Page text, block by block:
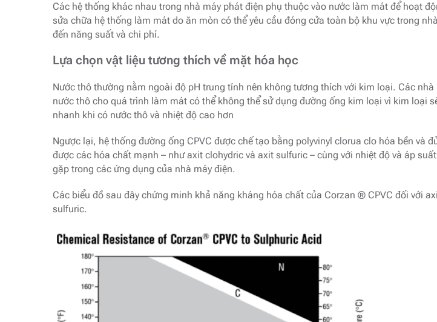
Các hệ thống khác nhau trong nhà máy phát điện phụ thuộc vào nước làm mát để hoạt
sửa chữa hệ thống làm mát do ăn mòn có thể yêu cầu đóng cửa toàn bộ khu vực trong
đến năng suất và chi phí.
Lựa chọn vật liệu tương thích về mặt hóa học
Nước thô thường nằm ngoài độ pH trung tính nên không tương thích với kim loại. Các nhà
nước thô cho quá trình làm mát có thể không thể sử dụng đường ống kim loại vì kim loại
nhanh khi có nước thô và nhiệt độ cao hơn
Ngược lại, hệ thống đường ống CPVC được chế tạo bằng polyvinyl clorua clo hóa bền và
được các hóa chất mạnh – như axit clohydric và axit sulfuric – cùng với nhiệt độ và áp
gặp trong các ứng dụng của nhà máy điện.
Các biểu đồ sau đây chứng minh khả năng kháng hóa chất của Corzan ® CPVC đối với
sulfuric.